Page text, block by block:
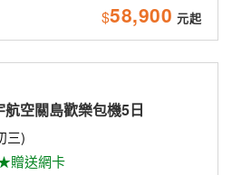
$58,900
航空關島歡樂包機5日
三)
贈送網卡